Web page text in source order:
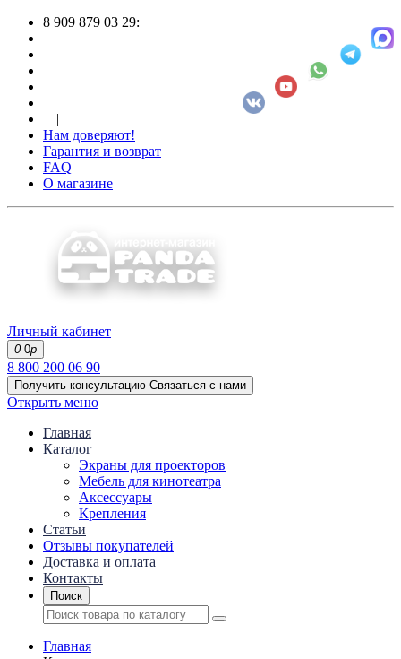
8 909 879 03 29:
|
Нам доверяют!
Гарантия и возврат
FAQ
О магазине
Личный кабинет
0 0р
8 800 200 06 90
Получить консультацию Связаться с нами
Открыть меню
Главная
Каталог
Экраны для проекторов
Mебель для кинотеатра
Аксессуары
Крепления
Статьи
Отзывы покупателей
Доставка и оплата
Контакты
Поиск
Главная